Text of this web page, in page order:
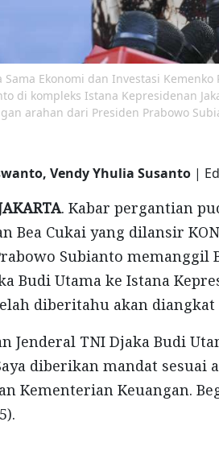
Sama Ekonomi dan Investasi
di kompleks Istana Kepresidenan
arahan dari Presiden Prabowo
Vendy Yhulia Susanto |
. Kabar pergantian
Bea Cukai yang dilansir
Subianto
Budi Utama ke Istana
diberitahu akan
Jenderal TNI Djaka Budi
diberikan mandat
Kementerian Keuangan.